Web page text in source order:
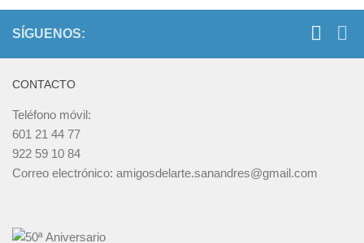
SÍGUENOS:
CONTACTO
Teléfono móvil:
601 21 44 77
922 59 10 84
Correo electrónico: amigosdelarte.sanandres@gmail.com